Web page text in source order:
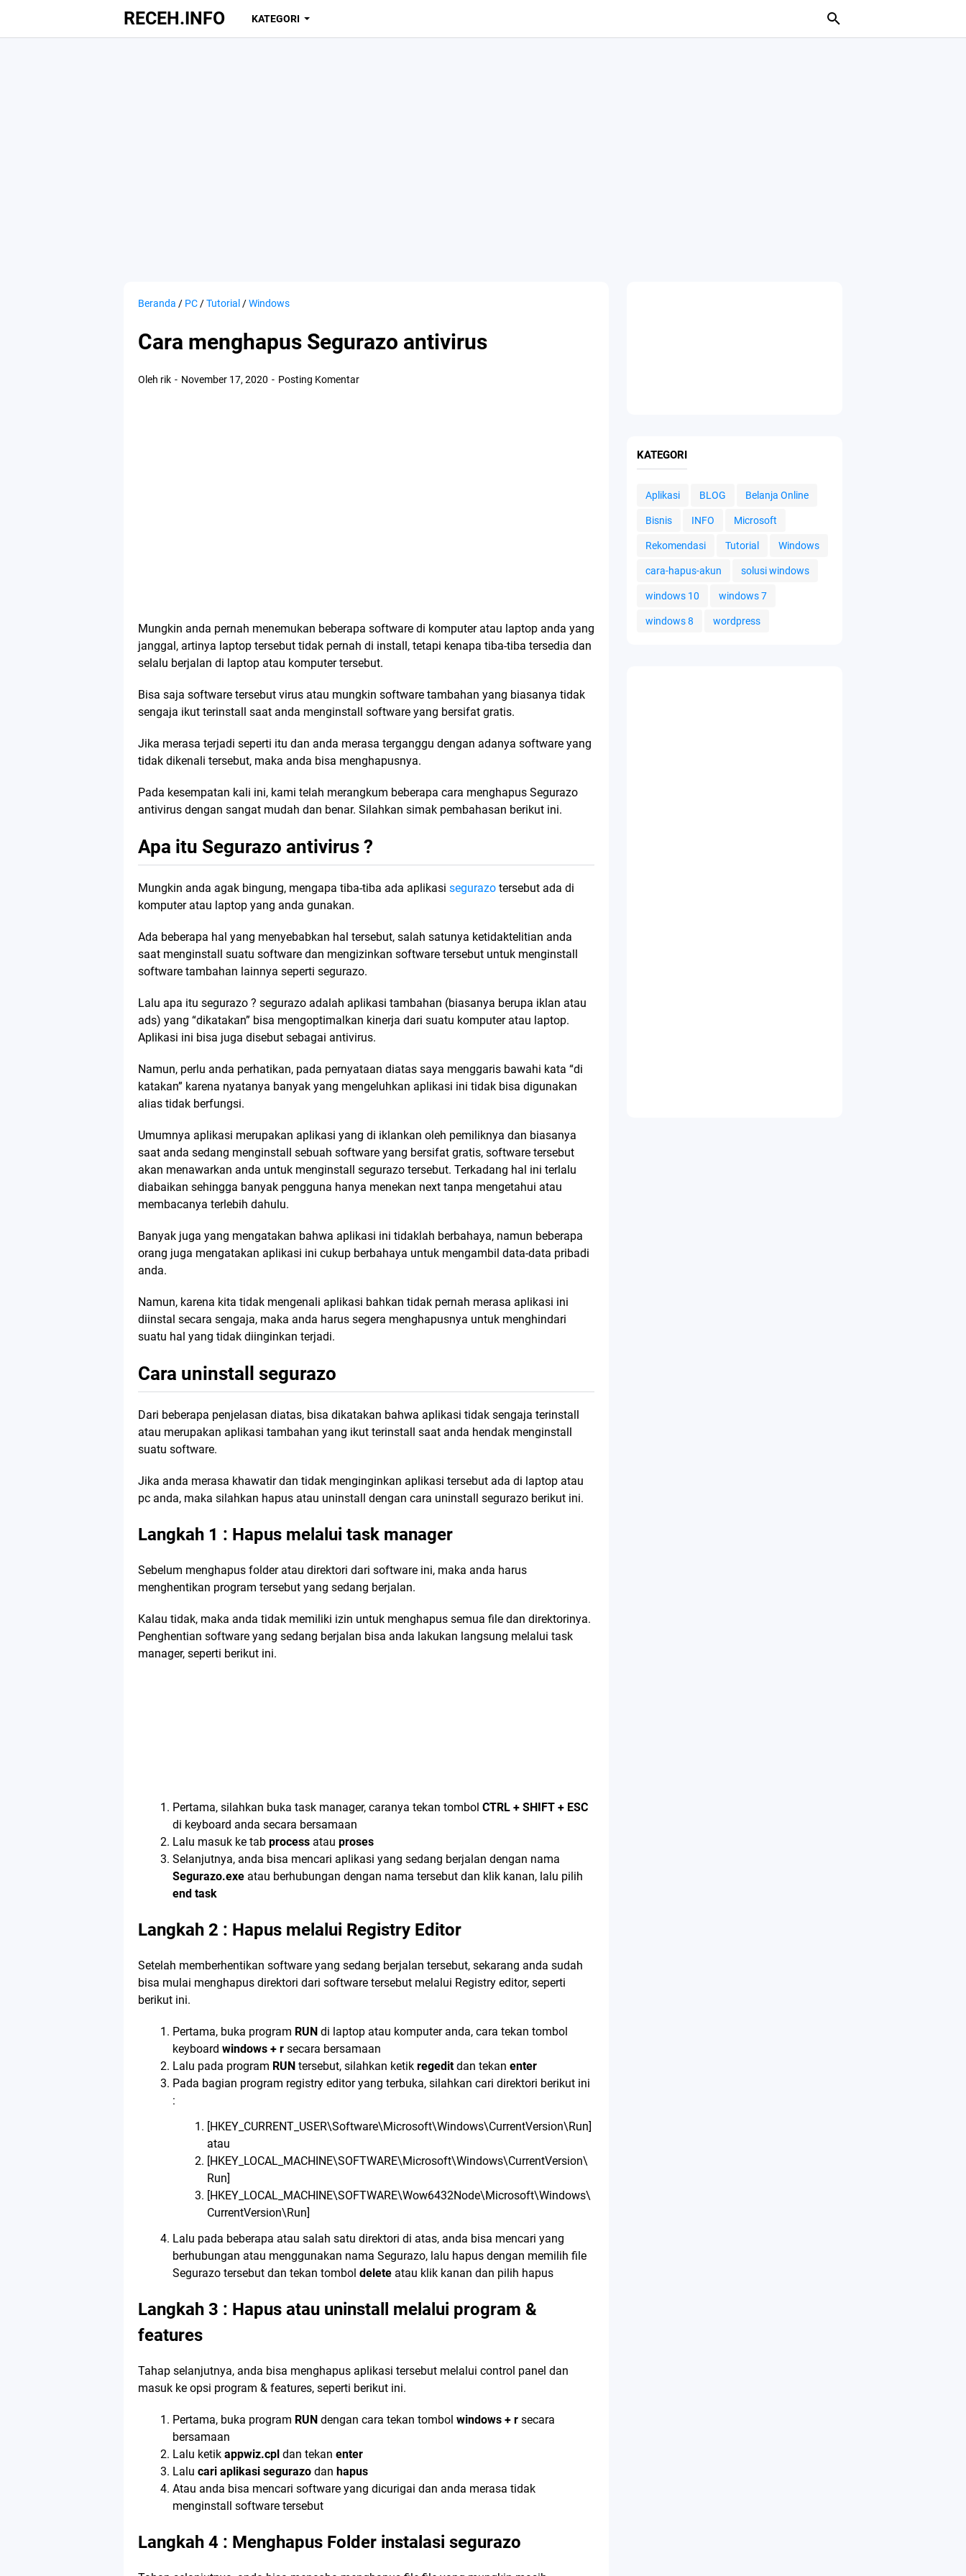
RECEH.INFO KATEGORI
Beranda / PC /Tutorial /Windows
Cara menghapus Segurazo antivirus
Oleh rik November 17, 2020 Posting Komentar
Mungkin anda pernah menemukan beberapa software di komputer atau laptop anda yang
janggal, artinya laptop tersebut tidak pernah di install, tetapi kenapa tiba-tiba tersedia dan
selalu berjalan di laptop atau komputer tersebut.
Bisa saja software tersebut virus atau mungkin software tambahan yang biasanya tidak
sengaja ikut terinstall saat anda menginstall software yang bersifat gratis.
Jika merasa terjadi seperti itu dan anda merasa terganggu dengan adanya software yang
tidak dikenali tersebut, maka anda bisa menghapusnya.
Pada kesempatan kali ini, kami telah merangkum beberapa cara menghapus Segurazo
antivirus dengan sangat mudah dan benar. Silahkan simak pembahasan berikut ini.
Apa itu Segurazo antivirus ?
Mungkin anda agak bingung, mengapa tiba-tiba ada aplikasi segurazo tersebut ada di
komputer atau laptop yang anda gunakan.
Ada beberapa hal yang menyebabkan hal tersebut, salah satunya ketidaktelitian anda
saat menginstall suatu software dan mengizinkan software tersebut untuk menginstall
software tambahan lainnya seperti segurazo.
Lalu apa itu segurazo ? segurazo adalah aplikasi tambahan (biasanya berupa iklan atau
ads) yang “dikatakan” bisa mengoptimalkan kinerja dari suatu komputer atau laptop.
Aplikasi ini bisa juga disebut sebagai antivirus.
Namun, perlu anda perhatikan, pada pernyataan diatas saya menggaris bawahi kata “di
katakan” karena nyatanya banyak yang mengeluhkan aplikasi ini tidak bisa digunakan
alias tidak berfungsi.
Umumnya aplikasi merupakan aplikasi yang di iklankan oleh pemiliknya dan biasanya
saat anda sedang menginstall sebuah software yang bersifat gratis, software tersebut
akan menawarkan anda untuk menginstall segurazo tersebut. Terkadang hal ini terlalu
diabaikan sehingga banyak pengguna hanya menekan next tanpa mengetahui atau
membacanya terlebih dahulu.
Banyak juga yang mengatakan bahwa aplikasi ini tidaklah berbahaya, namun beberapa
orang juga mengatakan aplikasi ini cukup berbahaya untuk mengambil data-data pribadi
anda.
Namun, karena kita tidak mengenali aplikasi bahkan tidak pernah merasa aplikasi ini
diinstal secara sengaja, maka anda harus segera menghapusnya untuk menghindari
suatu hal yang tidak diinginkan terjadi.
Cara uninstall segurazo
Dari beberapa penjelasan diatas, bisa dikatakan bahwa aplikasi tidak sengaja terinstall
atau merupakan aplikasi tambahan yang ikut terinstall saat anda hendak menginstall
suatu software.
Jika anda merasa khawatir dan tidak menginginkan aplikasi tersebut ada di laptop atau
pc anda, maka silahkan hapus atau uninstall dengan cara uninstall segurazo berikut ini.
Langkah 1 : Hapus melalui task manager
Sebelum menghapus folder atau direktori dari software ini, maka anda harus
menghentikan program tersebut yang sedang berjalan.
Kalau tidak, maka anda tidak memiliki izin untuk menghapus semua file dan direktorinya.
Penghentian software yang sedang berjalan bisa anda lakukan langsung melalui task
manager, seperti berikut ini.
Pertama, silahkan buka task manager, caranya tekan tombol CTRL + SHIFT + ESC
di keyboard anda secara bersamaan
Lalu masuk ke tab process atau proses
Selanjutnya, anda bisa mencari aplikasi yang sedang berjalan dengan nama
Segurazo.exe atau berhubungan dengan nama tersebut dan klik kanan, lalu pilih
end task
Langkah 2 : Hapus melalui Registry Editor
Setelah memberhentikan software yang sedang berjalan tersebut, sekarang anda sudah
bisa mulai menghapus direktori dari software tersebut melalui Registry editor, seperti
berikut ini.
Pertama, buka program RUN di laptop atau komputer anda, cara tekan tombol
keyboard windows + r secara bersamaan
Lalu pada program RUN tersebut, silahkan ketik regeditdan tekan enter
Pada bagian program registry editor yang terbuka, silahkan cari direktori berikut ini
:
[HKEY_CURRENT_USER\Software\Microsoft\Windows\CurrentVersion\Run]
atau
[HKEY_LOCAL_MACHINE\SOFTWARE\Microsoft\Windows\CurrentVersion\
Run]
[HKEY_LOCAL_MACHINE\SOFTWARE\Wow6432Node\Microsoft\Windows\
CurrentVersion\Run]
Lalu pada beberapa atau salah satu direktori di atas, anda bisa mencari yang
berhubungan atau menggunakan nama Segurazo, lalu hapus dengan memilih file
Segurazo tersebut dan tekan tombol delete atau klik kanan dan pilih hapus
Langkah 3 : Hapus atau uninstall melalui program &
features
Tahap selanjutnya, anda bisa menghapus aplikasi tersebut melalui control panel dan
masuk ke opsi program & features, seperti berikut ini.
Pertama, buka program RUN dengan cara tekan tombol windows + r secara
bersamaan
Lalu ketik appwiz.cpl dan tekan enter
Lalu cari aplikasi segurazo dan hapus
Atau anda bisa mencari software yang dicurigai dan anda merasa tidak
menginstall software tersebut
Langkah 4 : Menghapus Folder instalasi segurazo
KATEGORI
Aplikasi BLOG Belanja Online
Bisnis INFO Microsoft
Rekomendasi Tutorial Windows
cara-hapus-akun solusi windows
windows 10 windows 7
windows 8 wordpress